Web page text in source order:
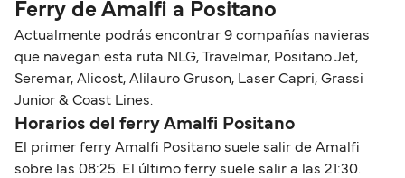
Ferry de Amalfi a Positano
Actualmente podrás encontrar 9 compañías navieras
que navegan esta ruta NLG, Travelmar, Positano Jet,
Seremar, Alicost, Alilauro Gruson, Laser Capri, Grassi
Junior & Coast Lines.
Horarios del ferry Amalfi Positano
El primer ferry Amalfi Positano suele salir de Amalfi
sobre las 08:25. El último ferry suele salir a las 21:30.